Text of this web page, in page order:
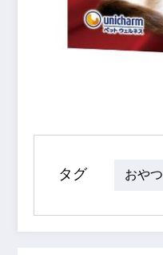
タグ おやつ